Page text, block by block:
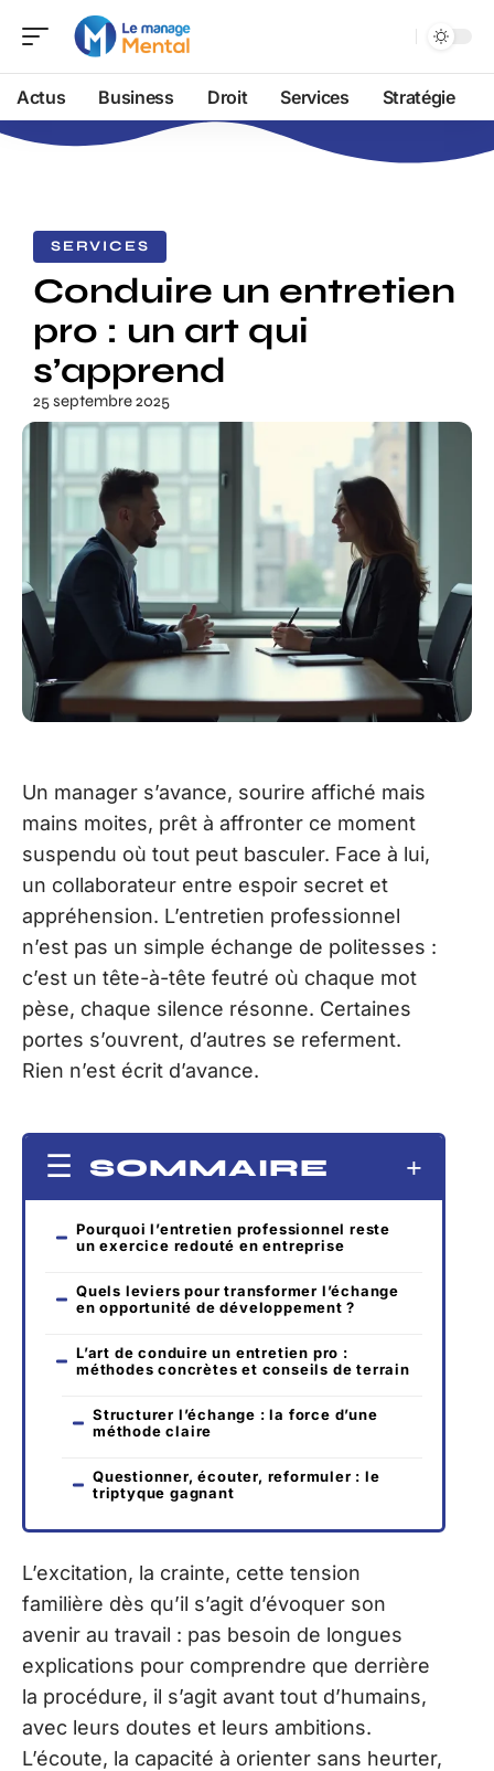
Actus Business Droit Services Stratégie
SERVICES
Conduire un entretien
pro : un art qui
s’apprend
25 septembre 2025
Un manager s’avance, sourire affiché mais
mains moites, prêt à affronter ce moment
suspendu où tout peut basculer. Face à lui,
un collaborateur entre espoir secret et
appréhension. L’entretien professionnel
n’est pas un simple échange de politesses :
c’est un tête-à-tête feutré où chaque mot
pèse, chaque silence résonne. Certaines
portes s’ouvrent, d’autres se referment.
Rien n’est écrit d’avance.
SOMMAIRE
Pourquoi l’entretien professionnel reste
un exercice redouté en entreprise
Quels leviers pour transformer l’échange
en opportunité de développement ?
L’art de conduire un entretien pro :
méthodes concrètes et conseils de terrain
Structurer l’échange : la force d’une
méthode claire
Questionner, écouter, reformuler : le
triptyque gagnant
L’excitation, la crainte, cette tension
familière dès qu’il s’agit d’évoquer son
avenir au travail : pas besoin de longues
explications pour comprendre que derrière
la procédure, il s’agit avant tout d’humains,
avec leurs doutes et leurs ambitions.
L’écoute, la capacité à orienter sans heurter,